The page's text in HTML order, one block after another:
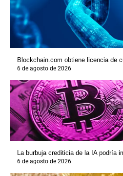
Blockchain.com obtiene licencia de
6 de agosto de 2026
La burbuja crediticia de la IA podría
6 de agosto de 2026